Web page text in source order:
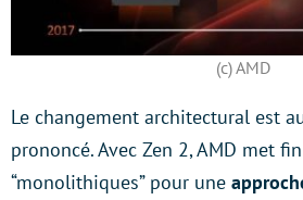
(c) AMD
Le changement architectural est
prononcé. Avec Zen 2, AMD met
“monolithiques” pour une